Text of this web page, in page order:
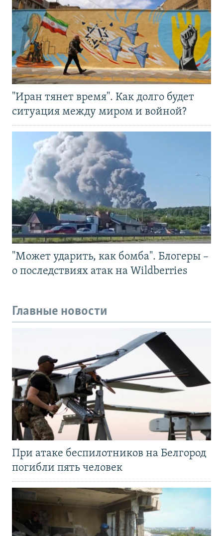
"Иран тянет время". Как долго будет
ситуация между миром и войной?
"Может ударить, как бомба". Блогеры –
о последствиях атак на Wildberries
Главные новости
При атаке беспилотников на Белгород
погибли пять человек